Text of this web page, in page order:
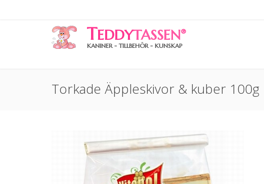
TEDDYTASSEN®
KANINER - TILLBEHÖR - KUNSKAP
Torkade Äppleskivor & kuber 100g